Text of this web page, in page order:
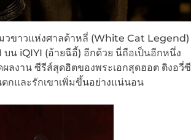
วขาวแห่งศาลต้าหลี่ (White Cat Legend)
น iQIYI (อ้ายฉีอี้) อีกด้วย นี่ถือเป็นอีกหนึ่ง
ลงาน ซีรีส์สุดฮิตของพระเอกสุดฮอต ติงอวี่ซี
กและรักเขาเพิ่มขึ้นอย่างแน่นอน